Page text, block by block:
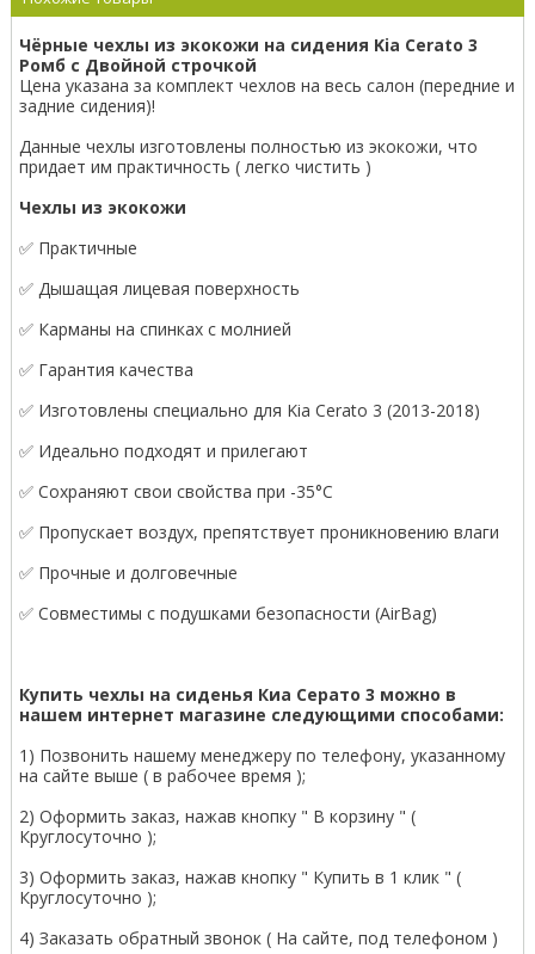
Чёрные чехлы из экокожи на сидения Kia Cerato 3
Ромб с Двойной строчкой
Цена указана за комплект чехлов на весь салон (передние и
задние сидения)!
Данные чехлы изготовлены полностью из экокожи, что
придает им практичность ( легко чистить )
Чехлы из экокожи
✅ Практичные
✅ Дышащая лицевая поверхность
✅ Карманы на спинках с молнией
✅ Гарантия качества
✅ Изготовлены специально для Kia Cerato 3 (2013-2018)
✅ Идеально подходят и прилегают
✅ Сохраняют свои свойства при -35°С
✅ Пропускает воздух, препятствует проникновению влаги
✅ Прочные и долговечные
✅ Совместимы с подушками безопасности (AirBag)
Купить чехлы на сиденья Киа Серато 3 можно в
нашем интернет магазине следующими способами:
1) Позвонить нашему менеджеру по телефону, указанному
на сайте выше ( в рабочее время );
2) Оформить заказ, нажав кнопку " В корзину " (
Круглосуточно );
3) Оформить заказ, нажав кнопку " Купить в 1 клик " (
Круглосуточно );
4) Заказать обратный звонок ( На сайте, под телефоном )